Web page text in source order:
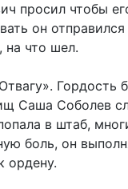
просил чтобы
он
на что шел.
Гордость
Саша Соболев
в штаб,
боль, он
ордену.